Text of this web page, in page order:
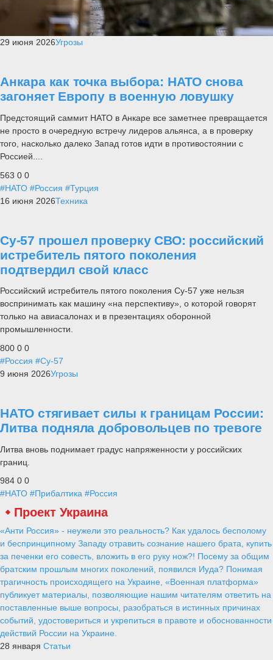
29 июня 2026Угрозы
Анкара как точка выбора: НАТО снова
загоняет Европу в военную ловушку
Предстоящий саммит НАТО в Анкаре все заметнее превращается
не просто в очередную встречу лидеров альянса, а в проверку
того, насколько далеко Запад готов идти в противостоянии с
Россией....
563 0 0
#НАТО #Россия #Турция
16 июня 2026Техника
Су-57 прошел проверку СВО: российский
истребитель пятого поколения
подтвердил свой класс
Российский истребитель пятого поколения Су-57 уже нельзя
воспринимать как машину «на перспективу», о которой говорят
только на авиасалонах и в презентациях оборонной
промышленности.
800 0 0
#Россия #Су-57
9 июня 2026Угрозы
НАТО стягивает силы к границам России:
Литва подняла добровольцев по тревоге
Литва вновь поднимает градус напряженности у российских
границ.
984 0 0
#НАТО #Прибалтика #Россия
Проект Украина
«Анти Россия» - неужели это реальность? Как удалось бесполому
и беспринципному Западу отравить сознание нашего брата, купить
за печенки его совесть, вложить в его руку нож?! Посему за общим
братским прошлым многих поколений, появился Иуда? Понимая
трагичность происходящего на Украине, «Военная платформа»
публикует материалы, позволяющие нашим читателям ответить на
поставленные выше вопросы, разобраться в истинных причинах
событий, удостовериться и укрепиться в правоте и обоснованности
действий России на Украине.
28 января Статьи